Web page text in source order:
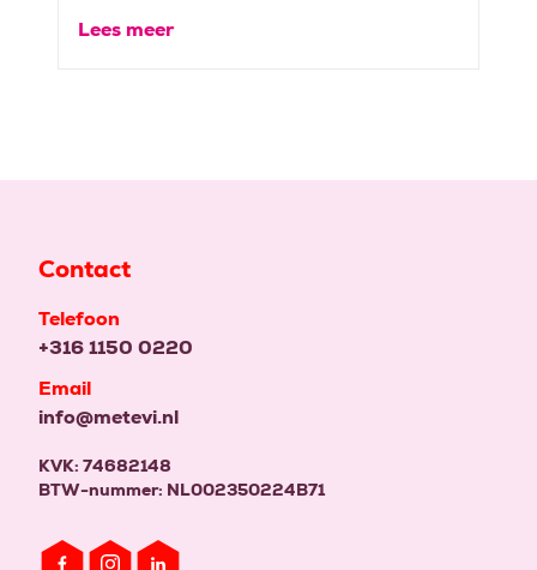
Lees meer
Contact
Telefoon
+316 1150 0220
Email
info@metevi.nl
KVK: 74682148
BTW-nummer: NL002350224B71